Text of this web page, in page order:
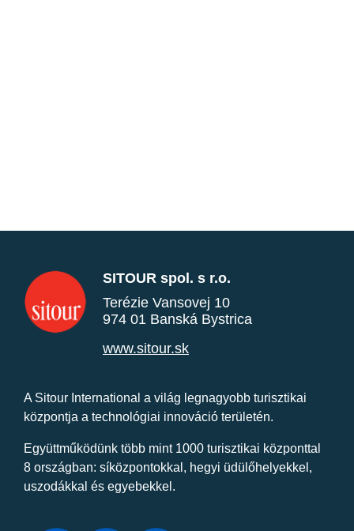
SITOUR spol. s r.o.
Terézie Vansovej 10
974 01 Banská Bystrica
www.sitour.sk
A Sitour International a világ legnagyobb turisztikai
központja a technológiai innováció területén.
Együttműködünk több mint 1000 turisztikai központtal
8 országban: síközpontokkal, hegyi üdülőhelyekkel,
uszodákkal és egyebekkel.